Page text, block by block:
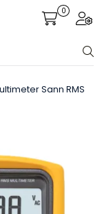
0
Sann RMS